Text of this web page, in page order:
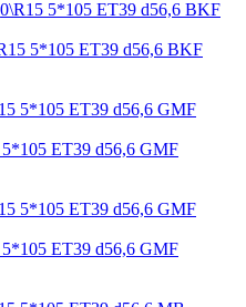
5*105 ET39 d56,6 BKF
ET39 d56,6 GMF
ET39 d56,6 GMF